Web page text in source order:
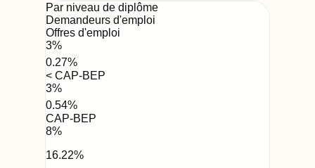
Par niveau de diplôme
Demandeurs d'emploi
Offres d'emploi
3%
0.27%
< CAP-BEP
3%
0.54%
CAP-BEP
8%
16.22%